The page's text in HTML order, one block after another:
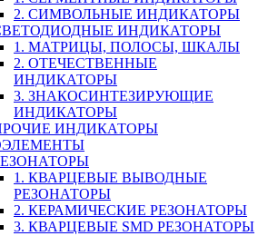
2. СИМВОЛЬНЫЕ ИНДИКАТОРЫ
ИНДИКАТОРЫ
1. МАТРИЦЫ, ПОЛОСЫ, ШКАЛЫ
2. ОТЕЧЕСТВЕННЫЕ
ИНДИКАТОРЫ
3. ЗНАКОСИНТЕЗИРУЮЩИЕ
ИНДИКАТОРЫ
ИНДИКАТОРЫ
1. КВАРЦЕВЫЕ ВЫВОДНЫЕ
РЕЗОНАТОРЫ
2. КЕРАМИЧЕСКИЕ РЕЗОНАТОРЫ
3. КВАРЦЕВЫЕ SMD РЕЗОНАТОРЫ